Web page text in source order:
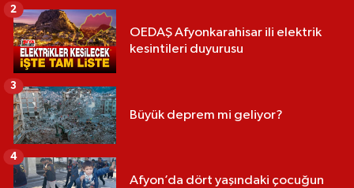
OEDAŞ Afyonkarahisar ili elektrik
kesintileri duyurusu
2
Büyük deprem mi geliyor?
3
Afyon’da dört yaşındaki çocuğun
4